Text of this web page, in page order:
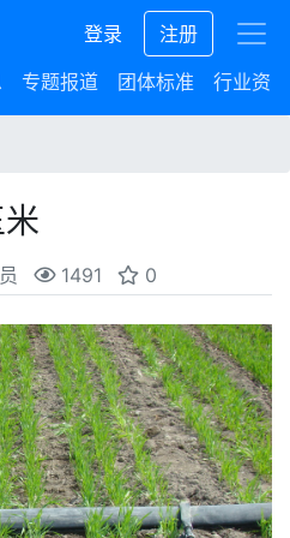
登录
注册
专题报道 团体标准 行业资讯
1491 0